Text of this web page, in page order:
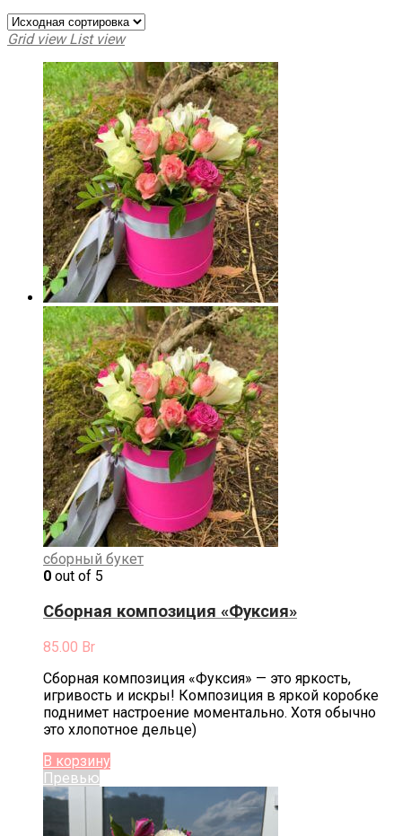
Grid view List view
сборный букет
0 out of 5
Сборная композиция «Фуксия»
85.00 Br
Сборная композиция «Фуксия» — это яркость,
игривость и искры! Композиция в яркой коробке
поднимет настроение моментально. Хотя обычно
это хлопотное дельце)
В корзину
Превью